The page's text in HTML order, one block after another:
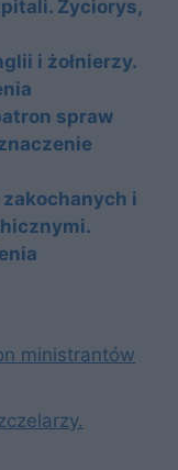
Życiorys,
i żołnierzy.
spraw
i
ministrantów